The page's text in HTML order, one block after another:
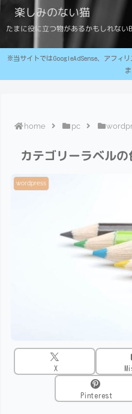
楽しみのない猫
たまに役に立つ物があるかもしれない
※当サイトではGoogleAdSense、アフィ
ま
home pc
カテゴリーラベルの
wordpress
X
Pinterest